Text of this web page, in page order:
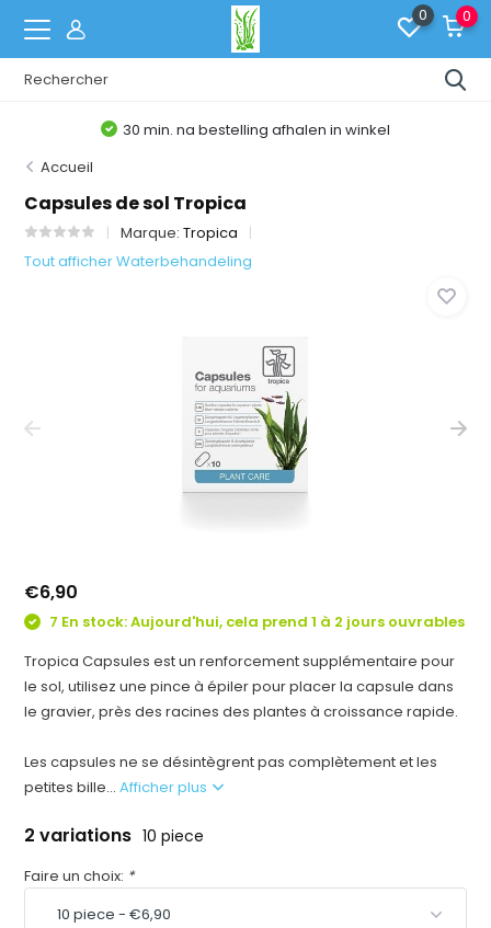
0 0
30 min. na bestelling afhalen in winkel
Accueil
Capsules de sol Tropica
Marque:Tropica
Tout afficher Waterbehandeling
€6,90
7 En stock: Aujourd'hui, cela prend 1 à 2 jours ouvrables
Tropica Capsules est un renforcement supplémentaire pour
le sol, utilisez une pince à épiler pour placer la capsule dans
le gravier, près des racines des plantes à croissance rapide.
Les capsules ne se désintègrent pas complètement et les
petites bille...Afficher plus
2 variations 10 piece
Faire un choix: *